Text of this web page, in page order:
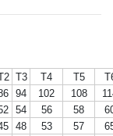
T3 T4 T5
94 102 108
54 56 58
48 53 57